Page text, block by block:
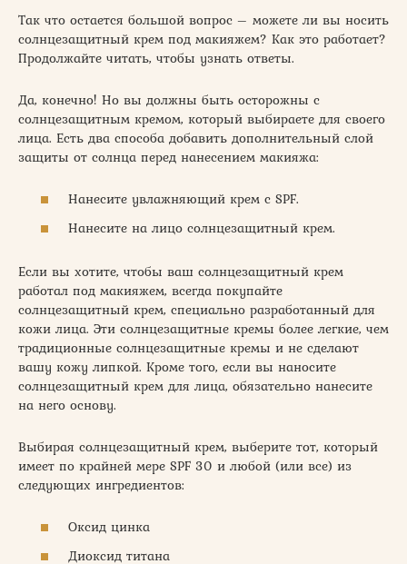
Так что остается большой вопрос – можете ли вы носить
солнцезащитный крем под макияжем? Как это работает?
Продолжайте читать, чтобы узнать ответы.
Да, конечно! Но вы должны быть осторожны с
солнцезащитным кремом, который выбираете для своего
лица. Есть два способа добавить дополнительный слой
защиты от солнца перед нанесением макияжа:
Нанесите увлажняющий крем с SPF.
Нанесите на лицо солнцезащитный крем.
Если вы хотите, чтобы ваш солнцезащитный крем
работал под макияжем, всегда покупайте
солнцезащитный крем, специально разработанный для
кожи лица. Эти солнцезащитные кремы более легкие, чем
традиционные солнцезащитные кремы и не сделают
вашу кожу липкой. Кроме того, если вы наносите
солнцезащитный крем для лица, обязательно нанесите
на него основу.
Выбирая солнцезащитный крем, выберите тот, который
имеет по крайней мере SPF 30 и любой (или все) из
следующих ингредиентов:
Оксид цинка
Диоксид титана